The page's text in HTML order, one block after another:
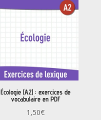
est :
25,00€.
Écologie (A2) : exercices de
vocabulaire en PDF
1,50€